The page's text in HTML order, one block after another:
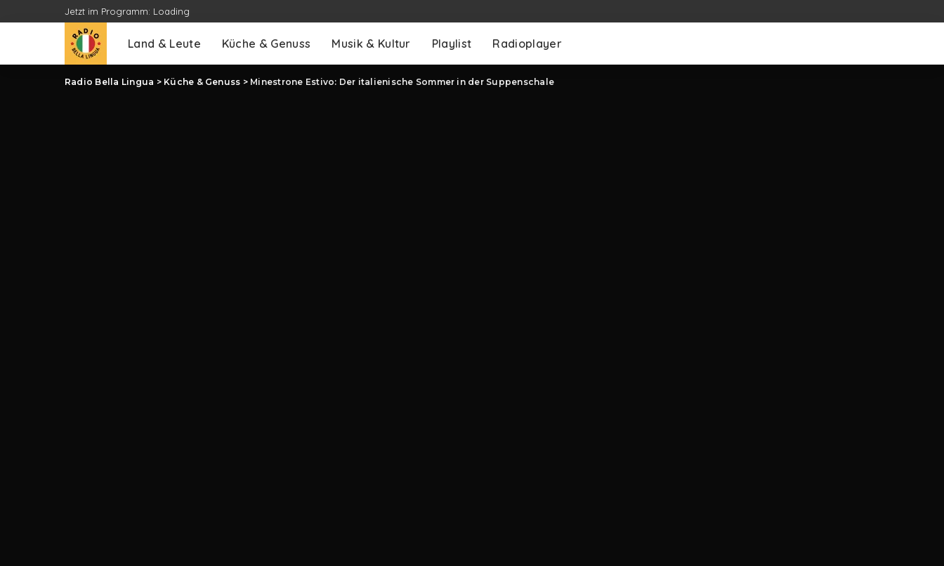
Jetzt im Programm: Loading
Land & Leute Küche & Genuss Musik & Kultur Playlist Radioplayer
Radio Bella Lingua > Küche & Genuss > Minestrone Estivo: Der italienische Sommer in der Suppenschale